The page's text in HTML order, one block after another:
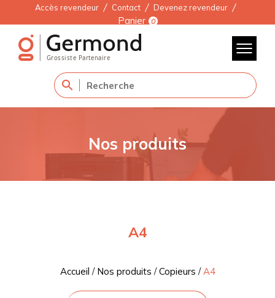
Accès revendeur Contact Devenez revendeur
Panier 0
Nos produits
A4
Accueil / Nos produits /Copieurs /A4